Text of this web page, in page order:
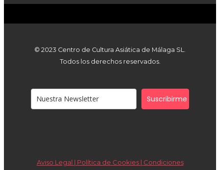
© 2023 Centro de Cultura Asiática de Málaga SL.
Todos los derechos reservados.
Suscribirme
Aviso Legal | Política de Cookies | Condiciones